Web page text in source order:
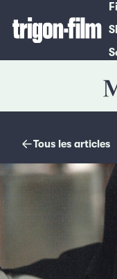
Tous les articles